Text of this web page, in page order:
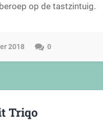
op de tastzintuig.
2018 0
Triqo